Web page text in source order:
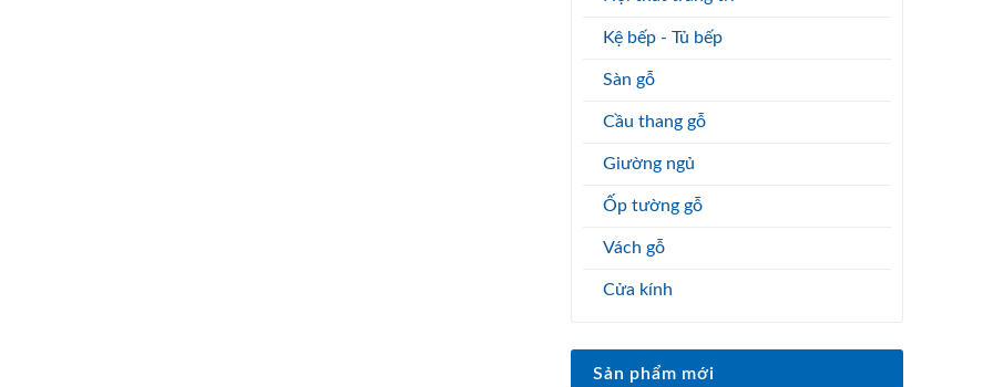
Kệ bếp - Tủ bếp
Sàn gỗ
Cầu thang gỗ
Giường ngủ
Ốp tường gỗ
Vách gỗ
Cửa kính
Sản phẩm mới